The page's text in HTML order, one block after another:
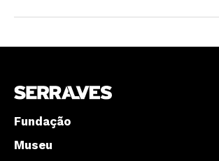
Fundação
Museu